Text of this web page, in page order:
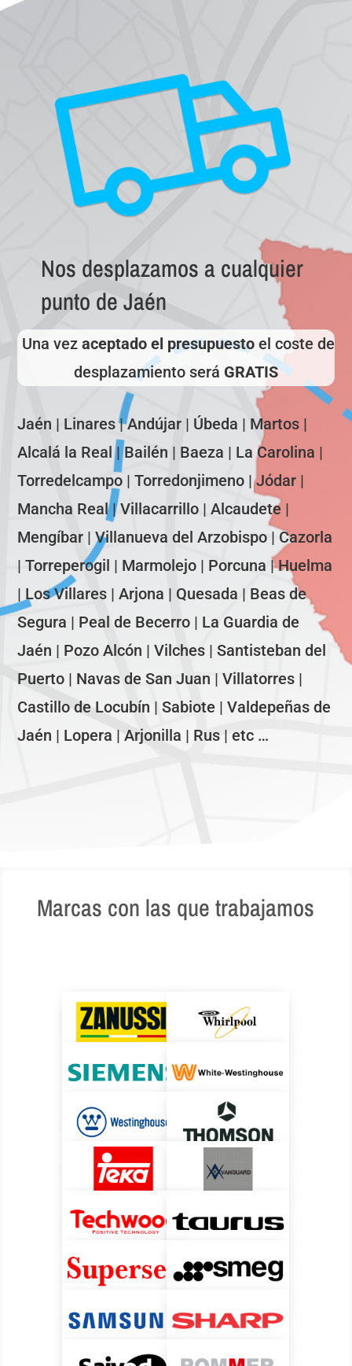
Nos desplazamos a cualquier
punto de Jaén
Una vez aceptado el presupuestoel coste de
desplazamiento será GRATIS
Jaén | Linares | Andújar | Úbeda | Martos |
Alcalá la Real | Bailén | Baeza | La Carolina |
Torredelcampo | Torredonjimeno | Jódar |
Mancha Real | Villacarrillo | Alcaudete |
Mengíbar | Villanueva del Arzobispo | Cazorla
| Torreperogil | Marmolejo | Porcuna | Huelma
| Los Villares | Arjona | Quesada | Beas de
Segura | Peal de Becerro | La Guardia de
Jaén | Pozo Alcón | Vilches | Santisteban del
Puerto | Navas de San Juan | Villatorres |
Castillo de Locubín | Sabiote | Valdepeñas de
Jaén | Lopera | Arjonilla | Rus | etc …
Marcas con las que trabajamos